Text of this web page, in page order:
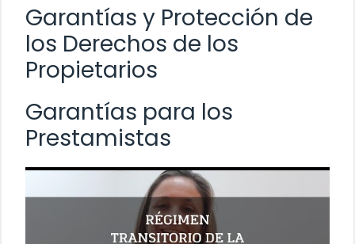
Garantías y Protección de
los Derechos de los
Propietarios
Garantías para los
Prestamistas